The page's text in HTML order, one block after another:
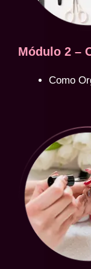
Módulo 2 –
Como